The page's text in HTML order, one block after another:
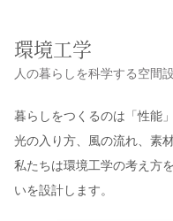
環境工学
人の暮らしを科学する空間
暮らしをつくるのは「性能
光の入り方、風の流れ、素
私たちは環境工学の考え方
いを設計します。